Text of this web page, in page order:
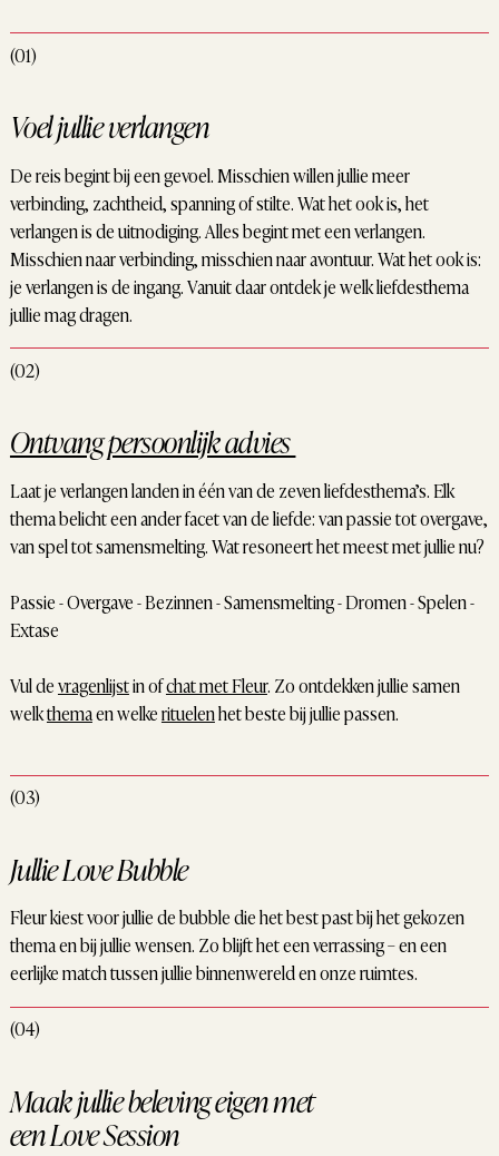
(01)
Voel jullie verlangen
De reis begint bij een gevoel. Misschien willen jullie meer
verbinding, zachtheid, spanning of stilte. Wat het ook is, het
verlangen is de uitnodiging. Alles begint met een verlangen.
Misschien naar verbinding, misschien naar avontuur. Wat het ook is:
je verlangen is de ingang. Vanuit daar ontdek je welk liefdesthema
jullie mag dragen.
(02)
Ontvang persoonlijk advies
Laat je verlangen landen in één van de zeven liefdesthema’s. Elk
thema belicht een ander facet van de liefde: van passie tot overgave,
van spel tot samensmelting. Wat resoneert het meest met jullie nu?
Passie - Overgave - Bezinnen - Samensmelting - Dromen - Spelen -
Extase
Vul devragenlijstin ofchat met Fleur. Zo ontdekken jullie samen
welkthemaen welkerituelenhet beste bij jullie passen.
(03)
Jullie Love Bubble
Fleur kiest voor jullie de bubble die het best past bij het gekozen
thema en bij jullie wensen. Zo blijft het een verrassing – en een
eerlijke match tussen jullie binnenwereld en onze ruimtes.
(04)
Maak jullie beleving eigen met
een Love Session